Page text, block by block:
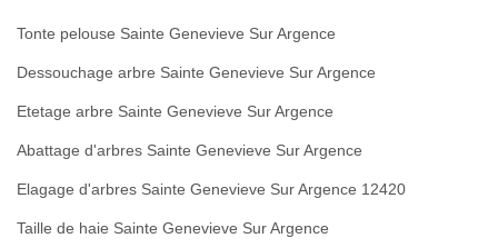
Tonte pelouse Sainte Genevieve Sur Argence
Dessouchage arbre Sainte Genevieve Sur Argence
Etetage arbre Sainte Genevieve Sur Argence
Abattage d'arbres Sainte Genevieve Sur Argence
Elagage d'arbres Sainte Genevieve Sur Argence 12420
Taille de haie Sainte Genevieve Sur Argence